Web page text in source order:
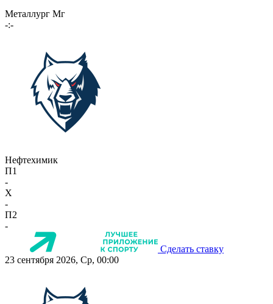
Металлург Мг
-:-
Нефтехимик
П1
-
X
-
П2
-
Сделать ставку
23 сентября 2026, Ср, 00:00